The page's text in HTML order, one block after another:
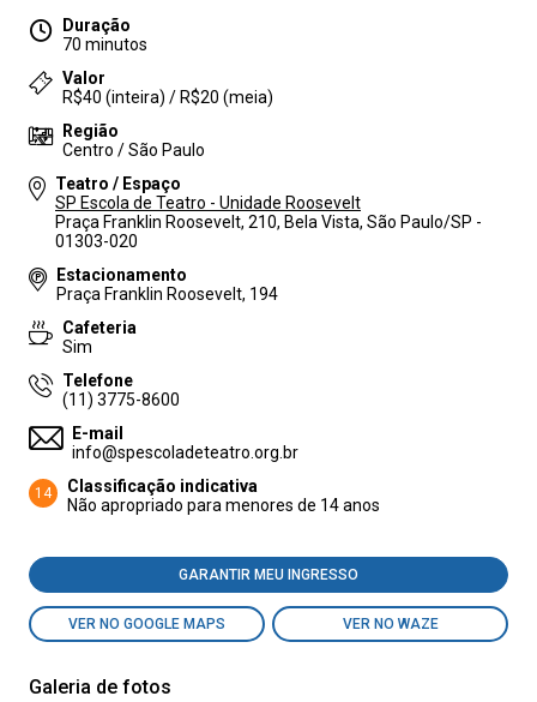
Duração
70 minutos
Valor
R$40 (inteira) / R$20 (meia)
Região
Centro / São Paulo
Teatro / Espaço
SP Escola de Teatro - Unidade Roosevelt
Praça Franklin Roosevelt, 210, Bela Vista, São Paulo/SP -
01303-020
Estacionamento
Praça Franklin Roosevelt, 194
Cafeteria
Sim
Telefone
(11) 3775-8600
E-mail
info@spescoladeteatro.org.br
14
Classificação indicativa
Não apropriado para menores de 14 anos
GARANTIR MEU INGRESSO
VER NO GOOGLE MAPS VER NO WAZE
Galeria de fotos